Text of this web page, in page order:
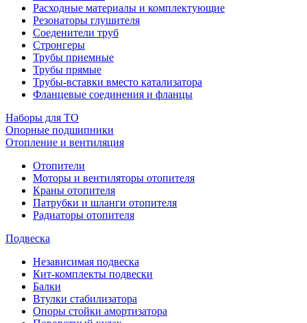
Расходные материалы и комплектующие
Резонаторы глушителя
Соеденители труб
Стронгеры
Трубы приемные
Трубы прямые
Трубы-вставки вместо катализатора
Фланцевые соединения и фланцы
Наборы для ТО
Опорные подшипники
Отопление и вентиляция
Отопители
Моторы и вентиляторы отопителя
Краны отопителя
Патрубки и шланги отопителя
Радиаторы отопителя
Подвеска
Независимая подвеска
Кит-комплекты подвески
Балки
Втулки стабилизатора
Опоры стойки амортизатора